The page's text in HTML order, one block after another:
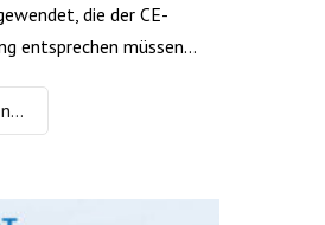
die der CE-
entsprechen müssen...